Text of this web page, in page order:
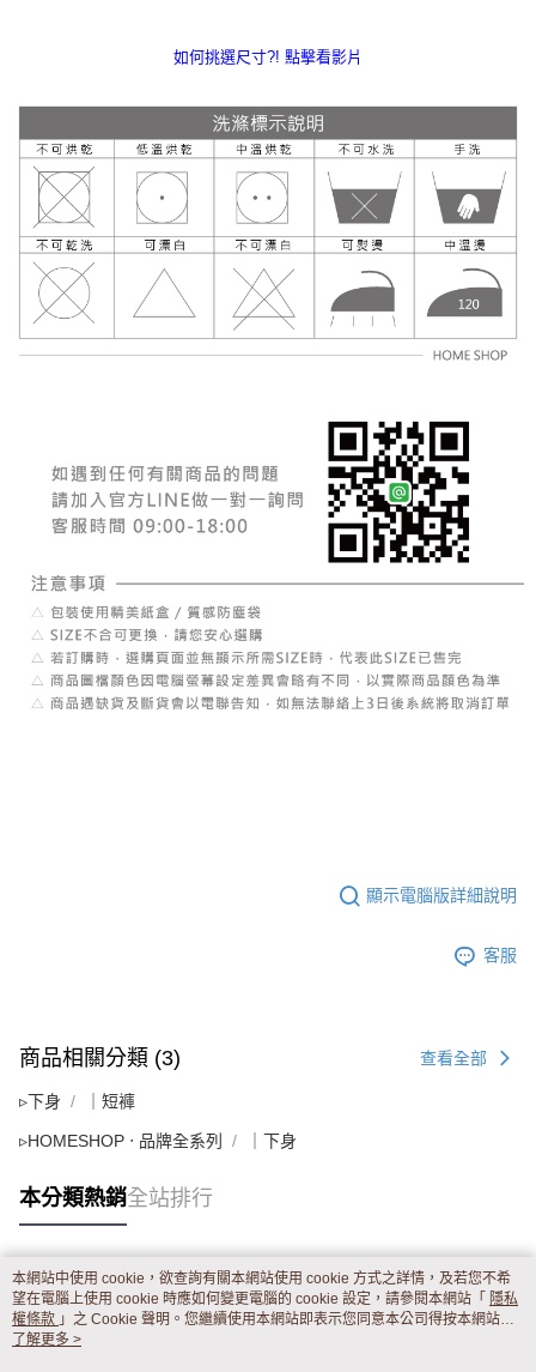
如何挑選尺寸?! 點擊看影片
顯示電腦版詳細說明
客服
商品相關分類 (3) 查看全部
▹下身 ｜短褲
▹HOMESHOP ‧ 品牌全系列 ｜下身
本分類熱銷全站排行
熱門標籤
本網站中使用 cookie，欲查詢有關本網站使用 cookie 方式之詳情，及若您不希
望在電腦上使用 cookie 時應如何變更電腦的 cookie 設定，請參閱本網站「 隱私
權條款 」之 Cookie 聲明。您繼續使用本網站即表示您同意本公司得按本網站使
用條款之 Cookie 聲明使用 cookie。
了解更多 >